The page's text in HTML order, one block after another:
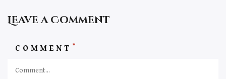
Leave a Comment
COMMENT *